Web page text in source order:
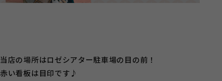
当店の場所はロゼシアター駐車場の目の前！
赤い看板は目印です♪